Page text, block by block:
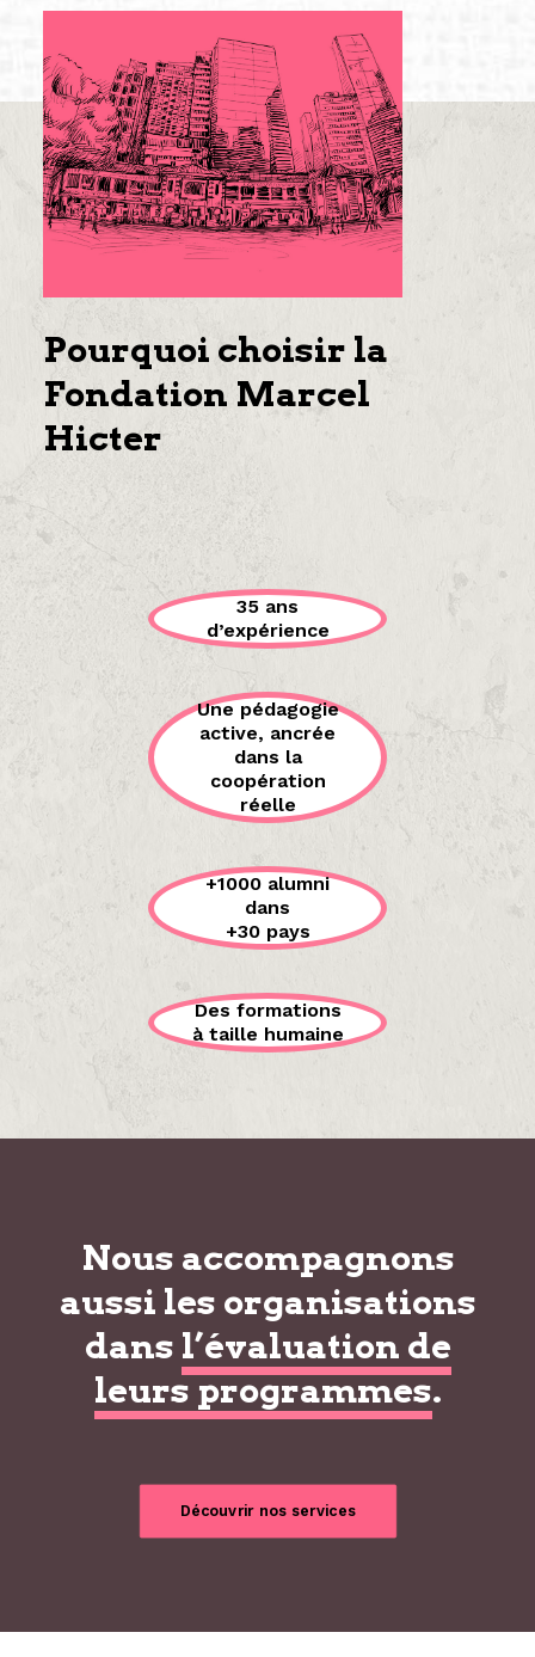
Pourquoi choisir la
Fondation Marcel
Hicter
35 ans
d’expérience
Une pédagogie
active, ancrée
dans la
coopération
réelle
+1000 alumni
dans
+30 pays
Des formations
à taille humaine
Nous accompagnons
aussi les organisations
dans l’évaluation de
leurs programmes.
Découvrir nos services